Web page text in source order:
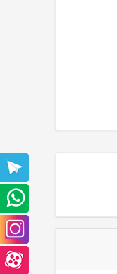
پشتیبانی
تلگرام
پشتیبانی
واتس
آپ
صفحه
اینستاگرام
صفحه